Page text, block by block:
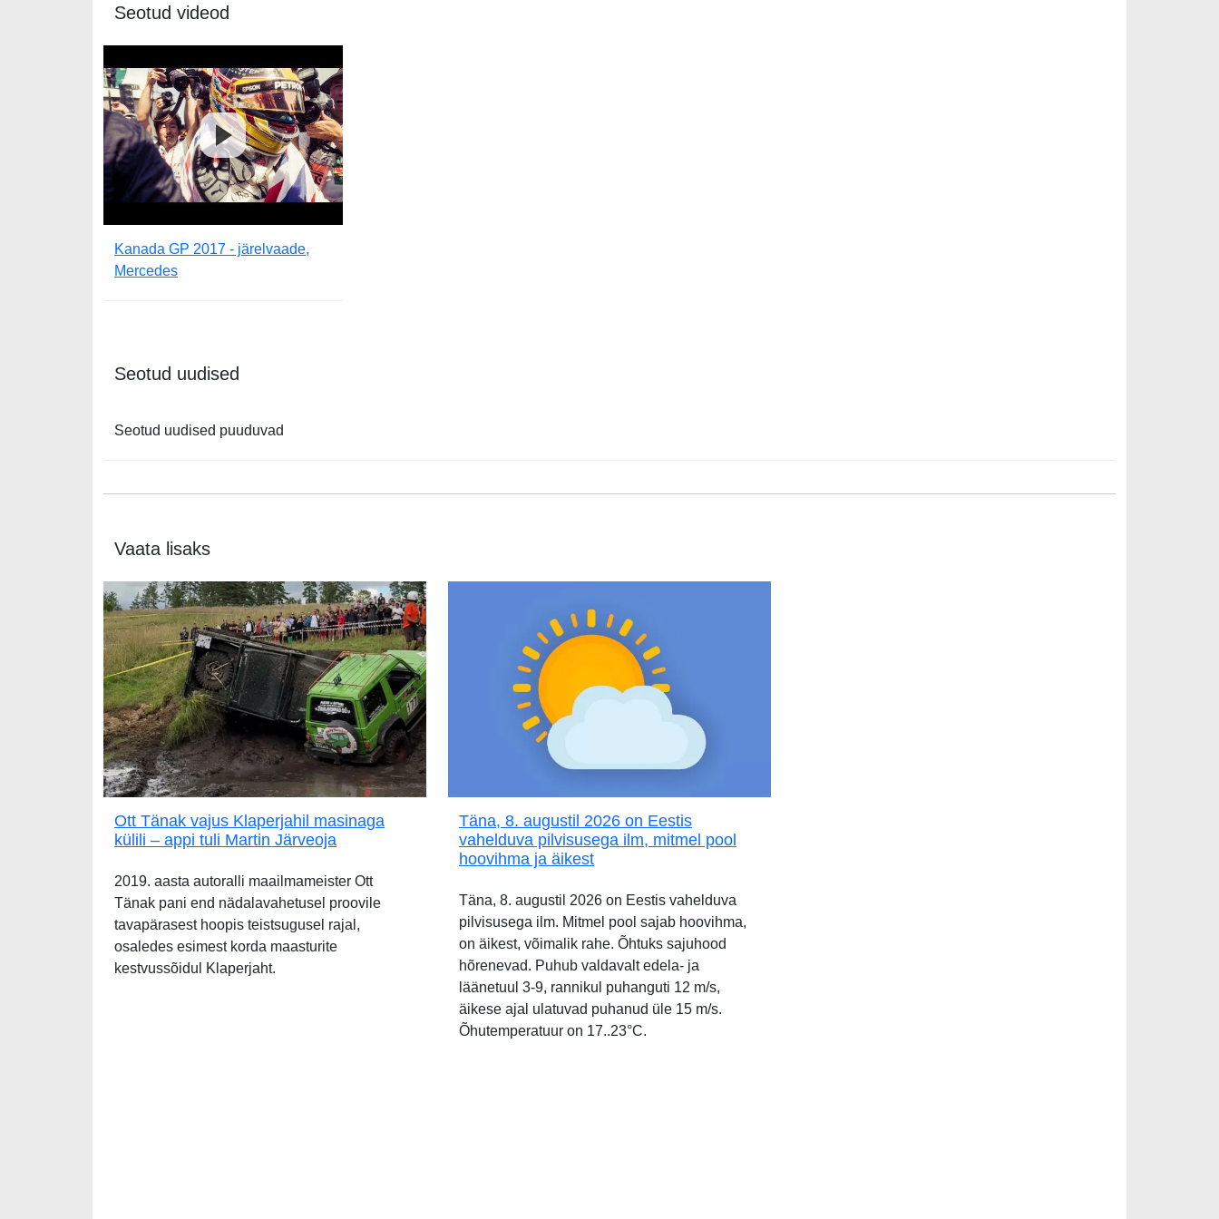
Seotud videod
Kanada GP 2017 - järelvaade,
Mercedes
Seotud uudised
Seotud uudised puuduvad
Vaata lisaks
Ott Tänak vajus Klaperjahil masinaga
külili – appi tuli Martin Järveoja
2019. aasta autoralli maailmameister Ott
Tänak pani end nädalavahetusel proovile
tavapärasest hoopis teistsugusel rajal,
osaledes esimest korda maasturite
kestvussõidul Klaperjaht.
Täna, 8. augustil 2026 on Eestis
vahelduva pilvisusega ilm, mitmel pool
hoovihma ja äikest
Täna, 8. augustil 2026 on Eestis vahelduva
pilvisusega ilm. Mitmel pool sajab hoovihma,
on äikest, võimalik rahe. Õhtuks sajuhood
hõrenevad. Puhub valdavalt edela- ja
läänetuul 3-9, rannikul puhanguti 12 m/s,
äikese ajal ulatuvad puhanud üle 15 m/s.
Õhutemperatuur on 17..23°C.